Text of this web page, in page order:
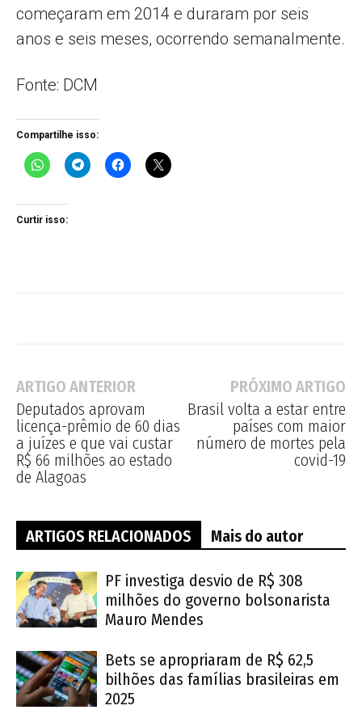
começaram em 2014 e duraram por seis
anos e seis meses, ocorrendo semanalmente.
Fonte: DCM
Compartilhe isso:
Curtir isso:
ARTIGO ANTERIOR
Deputados aprovam
licença-prêmio de 60 dias
a juízes e que vai custar
R$ 66 milhões ao estado
de Alagoas
PRÓXIMO ARTIGO
Brasil volta a estar entre
países com maior
número de mortes pela
covid-19
ARTIGOS RELACIONADOS Mais do autor
PF investiga desvio de R$ 308
milhões do governo bolsonarista
Mauro Mendes
Bets se apropriaram de R$ 62,5
bilhões das famílias brasileiras em
2025